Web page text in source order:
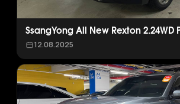
SsangYong All New Rexton 2.24WD
12.08.2025